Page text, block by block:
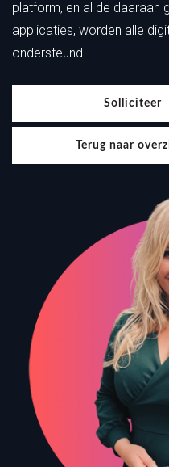
platform, en al de daaraan
applicaties, worden alle
ondersteund.
Solliciteer
Terug naar